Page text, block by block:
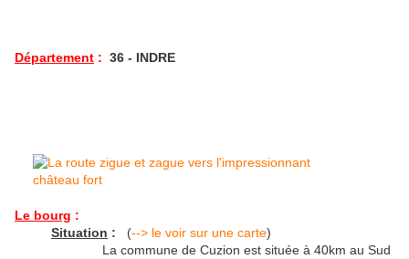
Département : 36 - INDRE
Le bourg :
Situation : (--> le voir sur une carte)
La commune de Cuzion est située à 40km au Sud